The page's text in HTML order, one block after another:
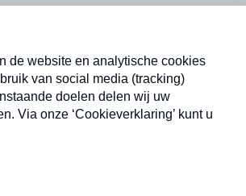
gratis abonnement op onze